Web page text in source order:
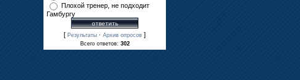
Плохой тренер, не подходит
Гамбургу
[ Результаты · Архив опросов ]
Всего ответов: 302